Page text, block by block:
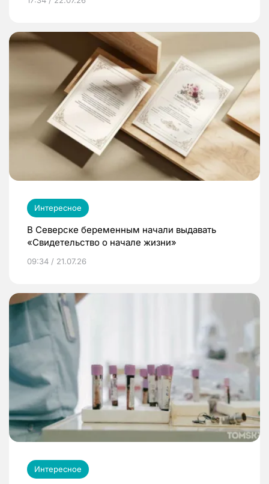
Интересное
В Северске беременным начали выдавать
«Свидетельство о начале жизни»
09:34 / 21.07.26
Интересное